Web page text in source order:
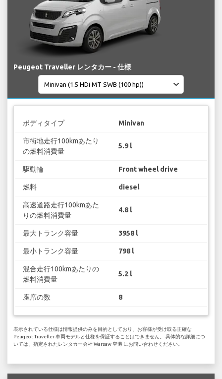
Peugeot Traveller レンタカー - 仕様
ボディタイプ Minivan
市街地走行100kmあたり
の燃料消費量
5.9 l
駆動輪 Front wheel drive
燃料 diesel
高速道路走行100kmあた
りの燃料消費量
4.8 l
最大トランク容量 3958 l
最小トランク容量 798 l
混合走行100kmあたりの
燃料消費量
5.2 l
座席の数 8
表示されている仕様は情報提供のみを目的としており、お客様が受け取る正確な
Peugeot Traveller 車両モデルと仕様を保証することはできません。 具体的な詳細につ
いては、指定されたレンタカー会社 Warsaw 空港 にお問い合わせください。